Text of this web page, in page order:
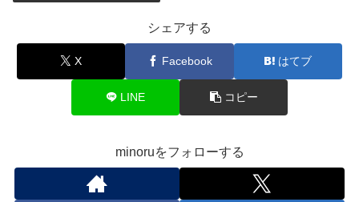
シェアする
X Facebook はてブ
LINE コピー
minoruをフォローする